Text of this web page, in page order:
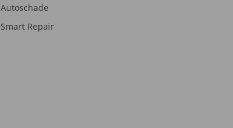
Autoschade
Smart Repair